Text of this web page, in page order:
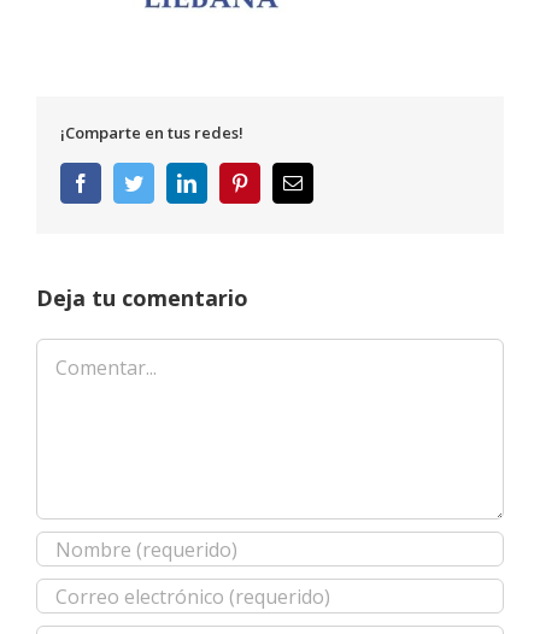
¡Comparte en tus redes!
FacebookTwitterLinkedInPinterestCorreo
electrónico
Deja tu comentario
Comentar